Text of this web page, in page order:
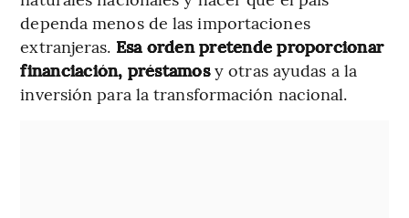
dependa menos de las importaciones
extranjeras. Esa orden pretende proporcionar
financiación, préstamosy otras ayudas a la
inversión para la transformación nacional.